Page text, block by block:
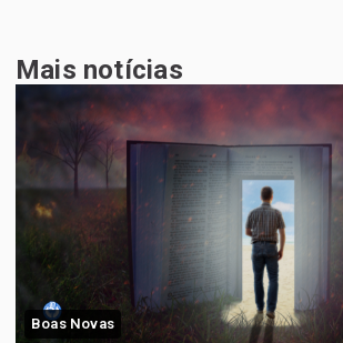
Mais notícias
Boas Novas